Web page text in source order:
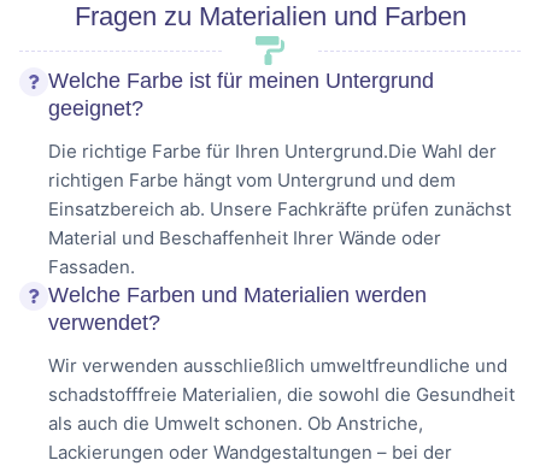
Fragen zu Materialien und Farben
Welche Farbe ist für meinen Untergrund
geeignet?
Die richtige Farbe für Ihren Untergrund.Die Wahl der
richtigen Farbe hängt vom Untergrund und dem
Einsatzbereich ab. Unsere Fachkräfte prüfen zunächst
Material und Beschaffenheit Ihrer Wände oder
Fassaden.
Welche Farben und Materialien werden
verwendet?
Wir verwenden ausschließlich umweltfreundliche und
schadstofffreie Materialien, die sowohl die Gesundheit
als auch die Umwelt schonen. Ob Anstriche,
Lackierungen oder Wandgestaltungen – bei der